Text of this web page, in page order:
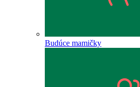
Budúce mamičky